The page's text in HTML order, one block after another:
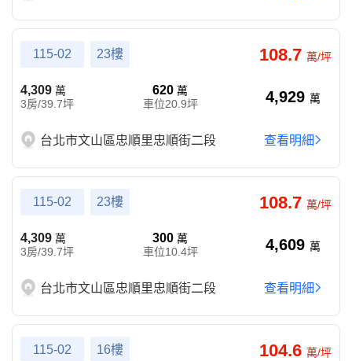
115-02 23樓 108.7 萬/坪
4,309 萬
3房/39.7坪
620萬
車位20.9坪
4,929 萬
台北市文山區忠順里忠順街二段 查看明細
115-02 23樓 108.7 萬/坪
4,309 萬
3房/39.7坪
300萬
車位10.4坪
4,609 萬
台北市文山區忠順里忠順街二段 查看明細
115-02 16樓 104.6 萬/坪